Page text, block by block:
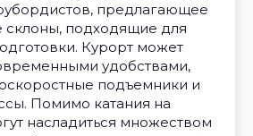
предлагающее
склоны, подходящие для
Курорт может
удобствами,
подъемники и
Помимо катания на
насладиться множеством